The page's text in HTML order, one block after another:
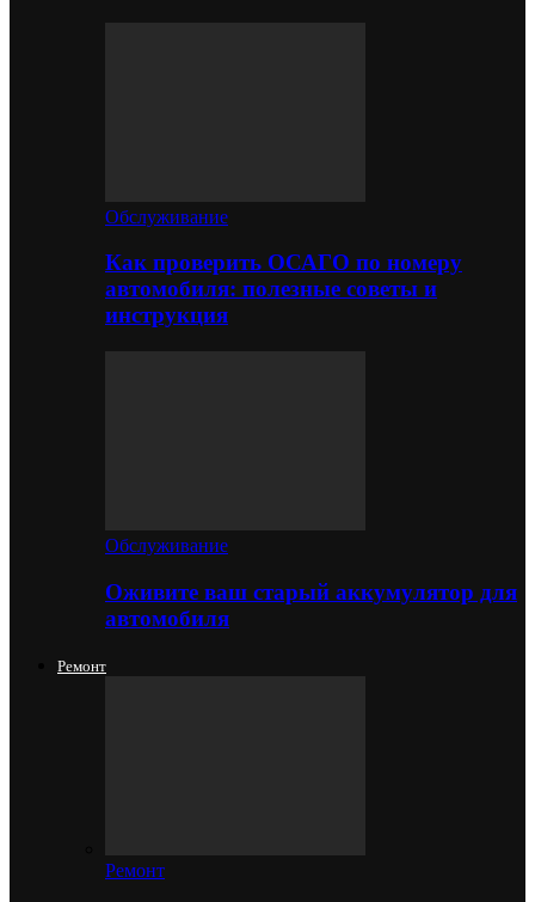
Обслуживание
Как проверить ОСАГО по номеру
автомобиля: полезные советы и
инструкция
Обслуживание
Оживите ваш старый аккумулятор для
автомобиля
Ремонт
Ремонт